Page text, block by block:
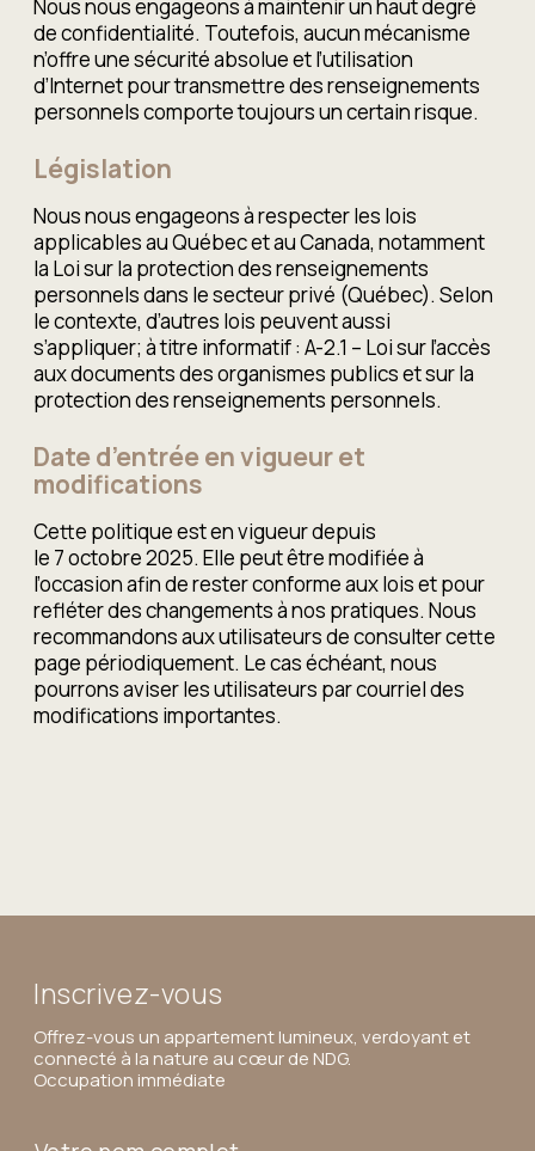
Nous nous engageons à maintenir un haut degré
de confidentialité. Toutefois, aucun mécanisme
n’offre une sécurité absolue et l’utilisation
d’Internet pour transmettre des renseignements
personnels comporte toujours un certain risque.
Législation
Nous nous engageons à respecter les lois
applicables au Québec et au Canada, notamment
la Loi sur la protection des renseignements
personnels dans le secteur privé (Québec). Selon
le contexte, d’autres lois peuvent aussi
s’appliquer; à titre informatif : A-2.1 – Loi sur l’accès
aux documents des organismes publics et sur la
protection des renseignements personnels.
Date d’entrée en vigueur et
modifications
Cette politique est en vigueur depuis
le 7 octobre 2025. Elle peut être modifiée à
l’occasion afin de rester conforme aux lois et pour
refléter des changements à nos pratiques. Nous
recommandons aux utilisateurs de consulter cette
page périodiquement. Le cas échéant, nous
pourrons aviser les utilisateurs par courriel des
modifications importantes.
Inscrivez-vous
Offrez-vous un appartement lumineux, verdoyant et
connecté à la nature au cœur de NDG.
Occupation immédiate